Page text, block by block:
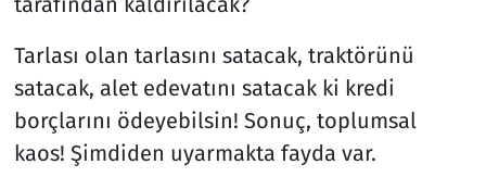
Tarlası olan tarlasını satacak, traktörünü
satacak, alet edevatını satacak ki kredi
borçlarını ödeyebilsin! Sonuç, toplumsal
kaos! Şimdiden uyarmakta fayda var.